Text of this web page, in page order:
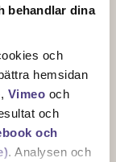
behandlar dina
och
hemsidan
, Vimeo och
och
och
. Analysen och